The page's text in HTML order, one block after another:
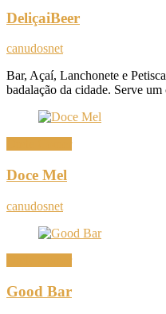
DeliçaiBeer
canudosnet
Bar, Açaí, Lanchonete e
badalação da cidade. Serve
Doce Mel
canudosnet
Good Bar